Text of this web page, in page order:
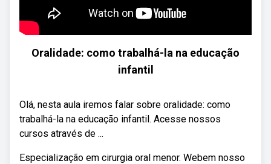
Oralidade: como trabalhá-la na educação
infantil
Olá, nesta aula iremos falar sobre oralidade: como
trabalhá-la na educação infantil. Acesse nossos
cursos através de ...
Especialização em cirurgia oral menor. Webem nosso